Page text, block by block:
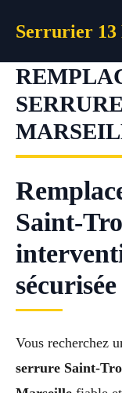
Serrurier 13
Saint-
sécurisée
Vous recherchez
serrure Saint-